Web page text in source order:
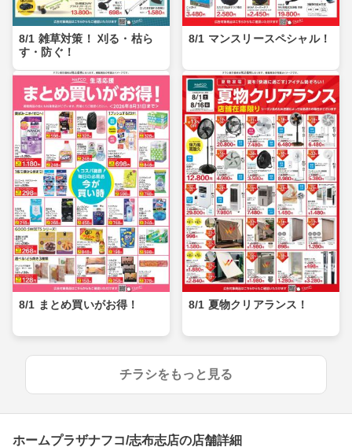
8/1 雑草対策！ 刈る・枯ら
す・防ぐ！
8/1 マンスリースペシャル！
8/1 まとめ買いがお得！ 8/1 夏物クリアランス！
チラシをもっと見る
ホームプラザナフコ/志布志店の店舗詳細